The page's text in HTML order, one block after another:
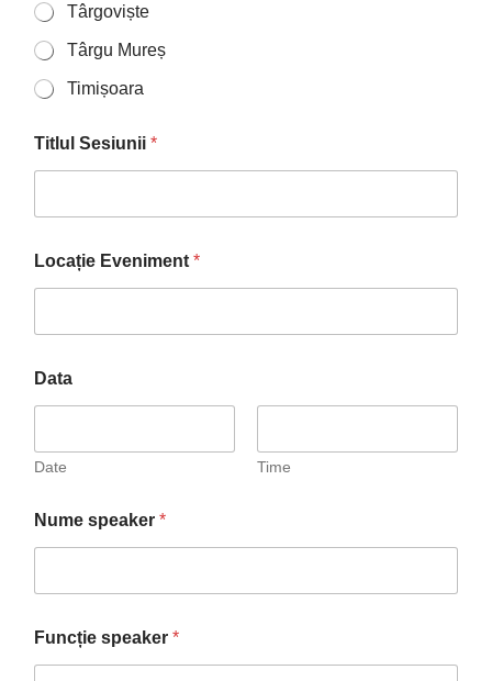
Târgoviște
Târgu Mureș
Timișoara
Titlul Sesiunii *
Locație Eveniment *
Data
Date Time
e
f
D
a
t
Nume speaker *
Funcție speaker *